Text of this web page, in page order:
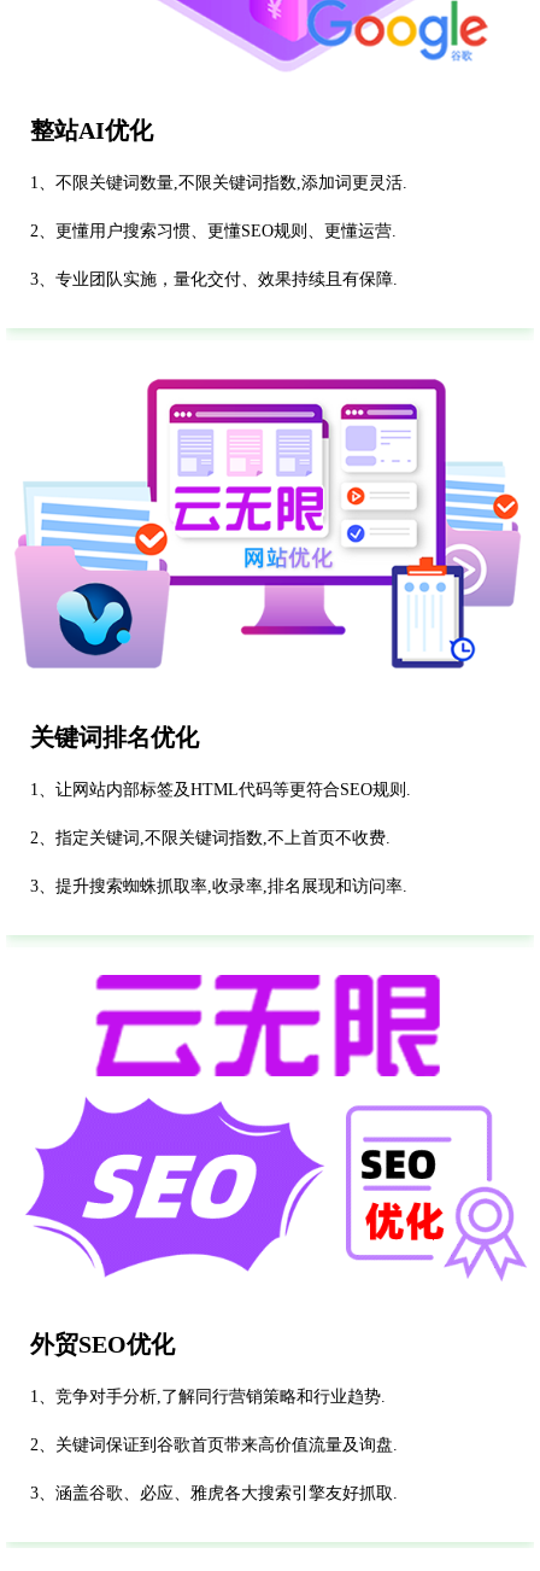
整站AI优化
1、不限关键词数量,不限关键词指数,添加词更灵活.
2、更懂用户搜索习惯、更懂SEO规则、更懂运营.
3、专业团队实施，量化交付、效果持续且有保障.
关键词排名优化
1、让网站内部标签及HTML代码等更符合SEO规则.
2、指定关键词,不限关键词指数,不上首页不收费.
3、提升搜索蜘蛛抓取率,收录率,排名展现和访问率.
外贸SEO优化
1、竞争对手分析,了解同行营销策略和行业趋势.
2、关键词保证到谷歌首页带来高价值流量及询盘.
3、涵盖谷歌、必应、雅虎各大搜索引擎友好抓取.